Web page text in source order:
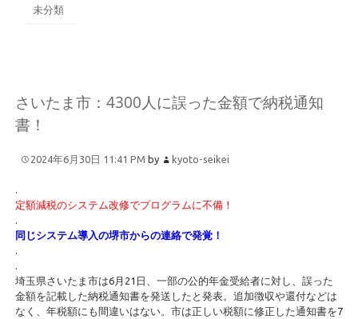
未分類
さいたま市：4300人に誤った金額で納税通知
書！
2024年6月30日 11:41 PM by kyoto-seikei
定額減税のシステム改修でプログラムに不備！
同じシステム導入の堺市からの連絡で発覚！
埼玉県さいたま市は6月21日、一部の公的年金受給者に対し、誤った
金額を記載した納税通知書を発送したと発表。追加徴収や還付などは
なく、年税額にも間違いはない。市は正しい税額に修正した通知書を7